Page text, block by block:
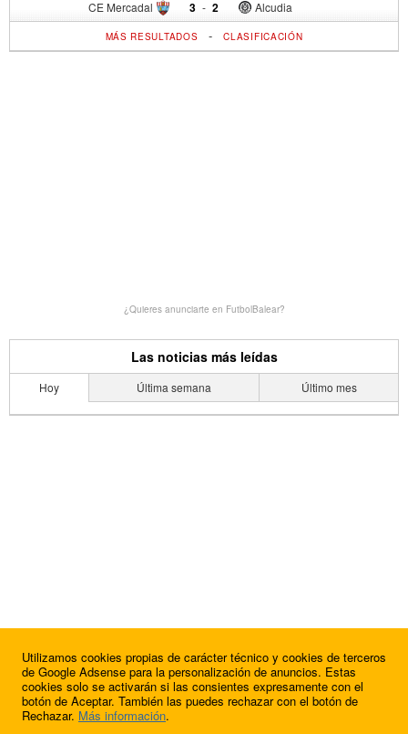
CE Mercadal 3 - Alcudia
2
MÁS RESULTADOS -CLASIFICACIÓN
¿Quieres anunciarte en FutbolBalear?
Las noticias más leídas
Hoy Última semana Último mes
Utilizamos cookies propias de carácter técnico y cookies de terceros
de Google Adsense para la personalización de anuncios. Estas
cookies solo se activarán si las consientes expresamente con el
botón de Aceptar. También las puedes rechazar con el botón de
Rechazar. Más información.